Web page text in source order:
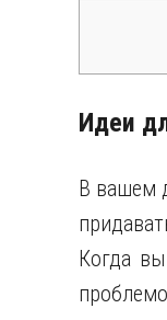
Идеи
В вашем
Когда